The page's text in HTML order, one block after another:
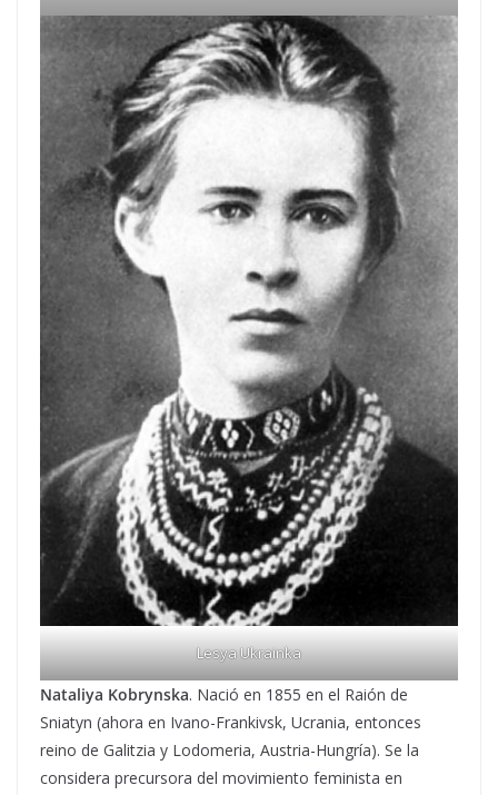
Lesya Ukrainka
Nataliya Kobrynska. Nació en 1855 en el Raión de
Sniatyn (ahora en Ivano-Frankivsk, Ucrania, entonces
reino de Galitzia y Lodomeria, Austria-Hungría). Se la
considera precursora del movimiento feminista en